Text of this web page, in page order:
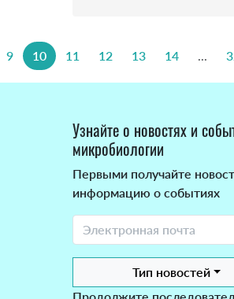
9 10 11 12 13 14 ...
Узнайте о новостях и
микробиологии
Первыми получайте
информацию о событиях
Тип новостей